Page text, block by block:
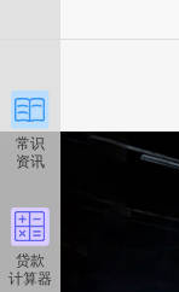
常识
资讯
贷款
计算器